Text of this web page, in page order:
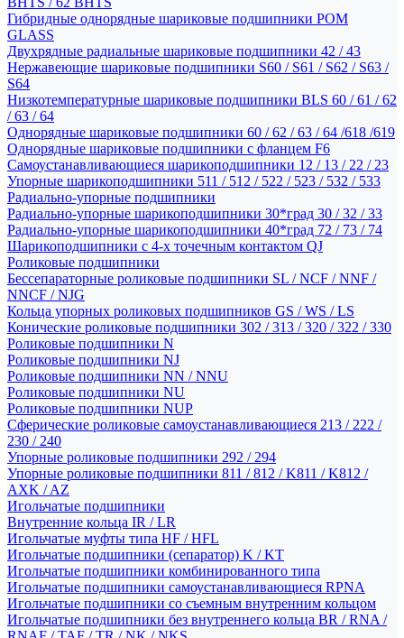
Гибридные однорядные шариковые подшипники POM
GLASS
Двухрядные радиальные шариковые подшипники 42 / 43
Нержавеющие шариковые подшипники S60 / S61 / S62 / S63 /
S64
Низкотемпературные шариковые подшипники BLS 60 / 61 / 62
/ 63 / 64
Однорядные шариковые подшипники 60 / 62 / 63 / 64 /618 /619
Однорядные шариковые подшипники с фланцем F6
Самоустанавливающиеся шарикоподшипники 12 / 13 / 22 / 23
Упорные шарикоподшипники 511 / 512 / 522 / 523 / 532 / 533
Радиально-упорные подшипники
Радиально-упорные шарикоподшипники 30*град 30 / 32 / 33
Радиально-упорные шарикоподшипники 40*град 72 / 73 / 74
Шарикоподшипники с 4-х точечным контактом QJ
Роликовые подшипники
Бессепараторные роликовые подшипники SL / NCF / NNF /
NNCF / NJG
Кольца упорных роликовых подшипников GS / WS / LS
Конические роликовые подшипники 302 / 313 / 320 / 322 / 330
Роликовые подшипники N
Роликовые подшипники NJ
Роликовые подшипники NN / NNU
Роликовые подшипники NU
Роликовые подшипники NUP
Сферические роликовые самоустанавливающиеся 213 / 222 /
230 / 240
Упорные роликовые подшипники 292 / 294
Упорные роликовые подшипники 811 / 812 / K811 / K812 /
AXK / AZ
Игольчатые подшипники
Внутренние кольца IR / LR
Игольчатые муфты типа HF / HFL
Игольчатые подшипники (сепаратор) K / KT
Игольчатые подшипники комбинированного типа
Игольчатые подшипники самоустанавливающиеся RPNA
Игольчатые подшипники со съемным внутренним кольцом
Игольчатые подшипники без внутреннего кольца BR / RNA /